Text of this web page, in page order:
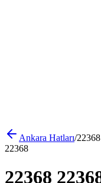
Ankara Hatları/22368
22368
22368